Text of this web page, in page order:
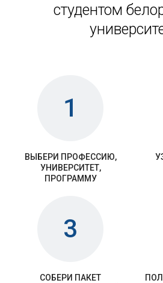
студентом
1
ВЫБЕРИ ПРОФЕССИЮ,
УНИВЕРСИТЕТ,
ПРОГРАММУ
3
СОБЕРИ ПАКЕТ